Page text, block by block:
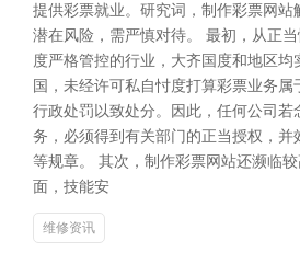
提供彩票就业。研究词，制作彩票网站
潜在风险，需严慎对待。 最初，从正
度严格管控的行业，大齐国度和地区均
国，未经许可私自忖度打算彩票业务属
行政处罚以致处分。因此，任何公司若
务，必须得到有关部门的正当授权，并
等规章。 其次，制作彩票网站还濒临
面，技能安
维修资讯